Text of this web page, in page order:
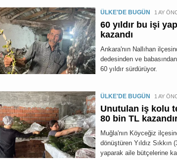
ÜLKE'DE BUGÜN 1 AY
60 yıldır bu işi
kazandı
Ankara'nın Nallıhan
dedesinden ve
60 yıldır sürdürüyor.
ÜLKE'DE BUGÜN 1 AY
Unutulan iş kolu
80 bin TL
Muğla'nın Köyceğiz
dönüştüren Yıldız
yaparak aile bütçelerine